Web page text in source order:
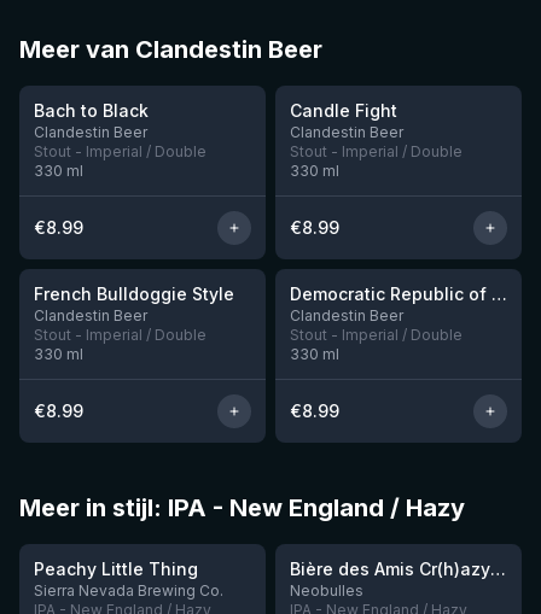
Meer van Clandestin Beer
★3.89
Bach to Black
Clandestin Beer
Stout - Imperial / Double
330 ml
€8.99
★4.0
Candle Fight
Clandestin Beer
Stout - Imperial / Double
330 ml
€8.99
Nog 4
★ 3.83
French Bulldoggie Style
Clandestin Beer
Stout - Imperial / Double
330 ml
€8.99
Nog 1
★ 3.63
Democratic Republic of Choco
Clandestin Beer
Stout - Imperial / Double
330 ml
€8.99
Meer in stijl: IPA - New England / Hazy
★3.63
Peachy Little Thing
Sierra Nevada Brewing Co.
IPA - New England / Hazy
★3.54
Bière des Amis Cr(h)azy IPA
Neobulles
IPA - New England / Hazy